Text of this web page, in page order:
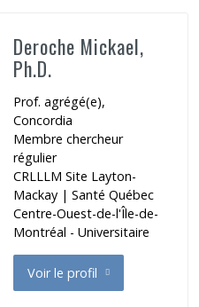
Deroche Mickael,
Ph.D.
Prof. agrégé(e),
Concordia
Membre chercheur
régulier
CRLLLM Site Layton-
Mackay | Santé Québec
Centre-Ouest-de-l'Île-de-
Montréal - Universitaire
Voir le profil
de Deroche Mickael